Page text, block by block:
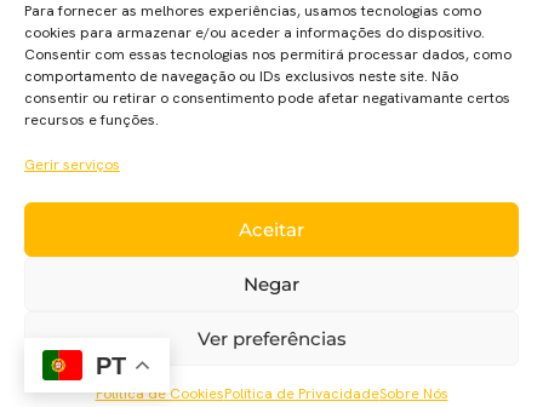
Para fornecer as melhores experiências, usamos tecnologias como
cookies para armazenar e/ou aceder a informações do dispositivo.
Consentir com essas tecnologias nos permitirá processar dados, como
comportamento de navegação ou IDs exclusivos neste site. Não
consentir ou retirar o consentimento pode afetar negativamante certos
recursos e funções.
Gerir serviços
Aceitar
Negar
Ver preferências
Política de CookiesPolítica de PrivacidadeSobre Nós
O Festival de Cannes anunciou que a cinebiografia do
pugilista Robert Durant iria marcar presença na sua
programação. Será apenas uma sessão especial que contará
declarações relativamente a este gesto por parte do Festival.
“Estou entusiasmado por regressar a Cannes, principalmente
com este […]
PT